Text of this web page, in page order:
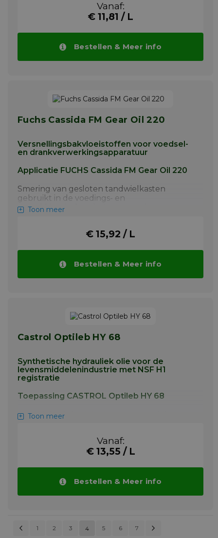
worden gebruikt voor tandwielkasten en
centrale smeerinrichtingen. Het is inzetbaar
drukbelastingen. Castrol Optileb HY is een
poly-alpha-olefine olie gecombineerd met
zorgvuldig gekozen additieven tegen
slijtage, oxidatie en corrosie waarvan de
Vanaf:
€ 11,81 / L
Bestellen & Meer info
Fuchs Cassida FM Gear Oil 220
Versnellingsbakvloeistoffen voor voedsel-
en drankverwerkingsapparatuur
Applicatie FUCHS Cassida FM Gear Oil 220
Smering van gesloten tandwielkasten
gebruikt in de voedings- en
verpakkingsindustrie. Lagersmering en
Toon meer
€ 15,92 / L
Bestellen & Meer info
Castrol Optileb HY 68
Synthetische hydrauliek olie voor de
levensmiddelenindustrie met NSF H1
registratie
Toepassing CASTROL Optileb HY 68
Castrol Optileb HY is uitermate geschikt voor
worden gebruikt voor tandwielkasten en
centrale smeerinrichtingen. Het is inzetbaar
drukbelastingen. Castrol Optileb HY is een
poly-alpha-olefine olie gecombineerd met
zorgvuldig gekozen additieven tegen
slijtage, oxidatie en corrosie waarvan de
smeermiddelen.
Toon meer
Vanaf:
€ 13,55 / L
Bestellen & Meer info
PAGINAPagina
Vorige Pagina
1 Pagina
2 Pagina
3 U lees momenteel pagina
4 5 6 7